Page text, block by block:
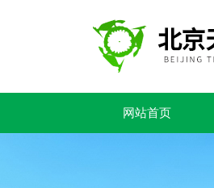
网站首页